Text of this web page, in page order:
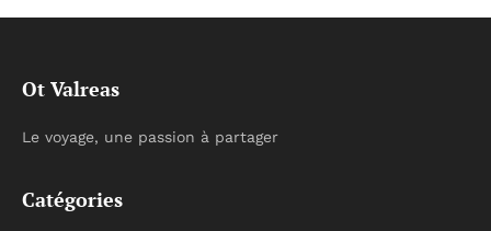
Ot Valreas
Le voyage, une passion à partager
Catégories